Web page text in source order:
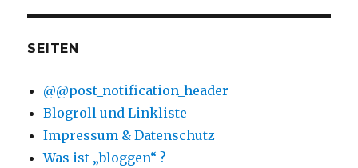
SEITEN
@@post_notification_header
Blogroll und Linkliste
Impressum & Datenschutz
Was ist „bloggen“ ?